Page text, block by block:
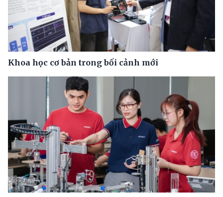
Khoa học cơ bản trong bối cảnh mới